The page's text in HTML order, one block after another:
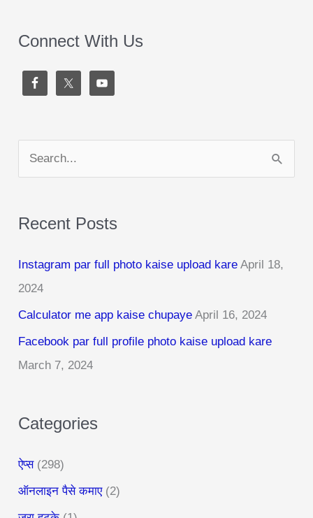
Connect With Us
e
r
h
f
o
r
:
Recent Posts
Instagram par full photo kaise upload kare April 18,
2024
Calculator me app kaise chupaye April 16, 2024
Facebook par full profile photo kaise upload kare
March 7, 2024
Categories
ऐप्स(298)
ऑनलाइन पैसे कमाए(2)